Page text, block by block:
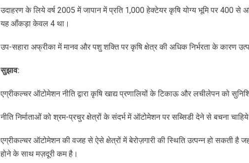
उदाहरण के लिये वर्ष 2005 में जापान में प्रति 1,000 हेक्टेयर कृषि योग्य भूमि पर 400 से
यह आँकड़ा केवल 4 था।
उप-सहारा अफ्रीका में मानव और पशु शक्ति पर कृषि क्षेत्र की अधिक निर्भरता के कारण
सुझाव:
एग्रीकल्चर ऑटोमेशन नीति द्वारा कृषि खाद्य प्रणालियों के टिकाऊ और लचीलेपन को
नीति निर्माताओं को श्रम-प्रचुर क्षेत्रों के संदर्भ में ऑटोमेशन पर सब्सिडी देने से बचना
एग्रीकल्चर ऑटोमेशन की वजह से ऐसे क्षेत्रों में बेरोज़गारी की स्थिति उत्पन्न हो सकती है
होने के साथ मज़दूरी कम है।